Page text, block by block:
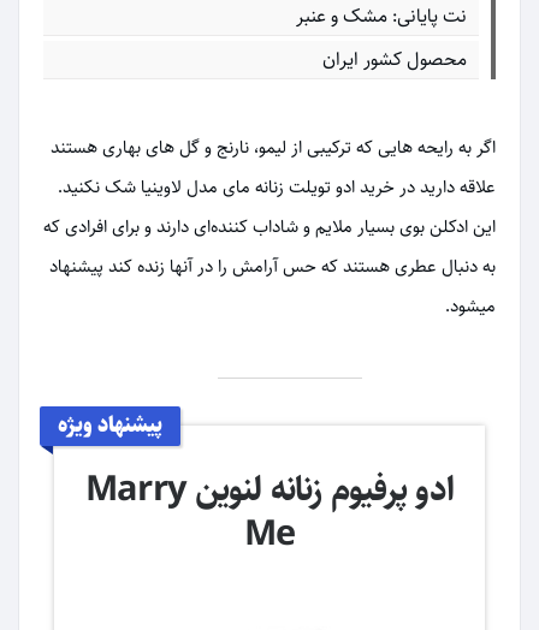
نت پایانی: مشک و عنبر
محصول کشور ایران
اگر به رایحه هایی که ترکیبی از لیمو، نارنج و گل های بهاری هستند
علاقه دارید در خرید ادو تویلت زنانه مای مدل لاوینیا شک نکنید.
این ادکلن بوی بسیار ملایم و شاداب کننده‌ای دارند و برای افرادی که
به دنبال عطری هستند که حس آرامش را در آنها زنده کند پیشنهاد
میشود.
پیشنهاد ویژه
ادو پرفیوم زنانه لنوین Marry
Me